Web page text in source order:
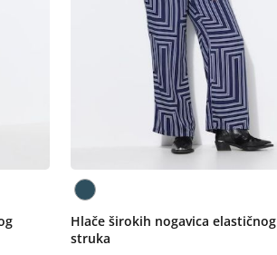
Hlače širokih nogavica elastičnog
struka